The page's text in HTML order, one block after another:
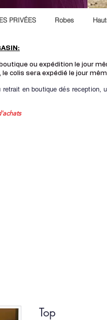
PRIVÉES Robes
ou expédition le jour
colis sera expédié le jour
en boutique dés reception,
Top